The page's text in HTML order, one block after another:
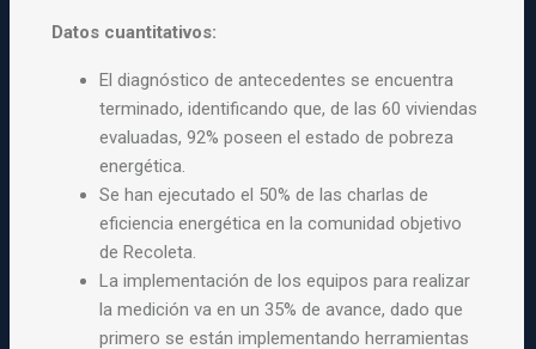
Datos cuantitativos:
El diagnóstico de antecedentes se encuentra
terminado, identificando que, de las 60 viviendas
evaluadas, 92% poseen el estado de pobreza
energética.
Se han ejecutado el 50% de las charlas de
eficiencia energética en la comunidad objetivo
de Recoleta.
La implementación de los equipos para realizar
la medición va en un 35% de avance, dado que
primero se están implementando herramientas